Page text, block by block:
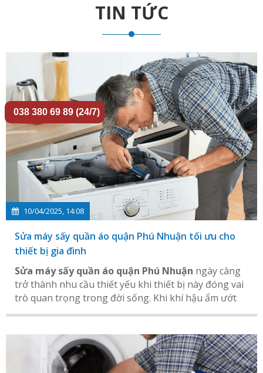
TIN TỨC
10/04/2025, 14:08
Sửa máy sấy quần áo quận Phú Nhuận tối ưu cho
thiết bị gia đình
Sửa máy sấy quần áo quận Phú Nhuận ngày càng
trở thành nhu cầu thiết yếu khi thiết bị này đóng vai
trò quan trọng trong đời sống. Khi khí hậu ẩm ướt
và không gian sống hạn chế, khiến máy sấy quần áo
nhiên, khi máy gặp sự cố như không hoạt động.
038 380 69 89 (24/7)